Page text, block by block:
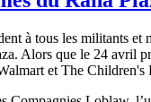
à tous les militants et
Alors que le 24 avril
et The